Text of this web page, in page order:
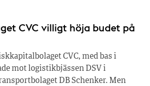
CVC villigt höja budet på
CVC, med bas i
mot logistikbjässen DSV i
DB Schenker. Men